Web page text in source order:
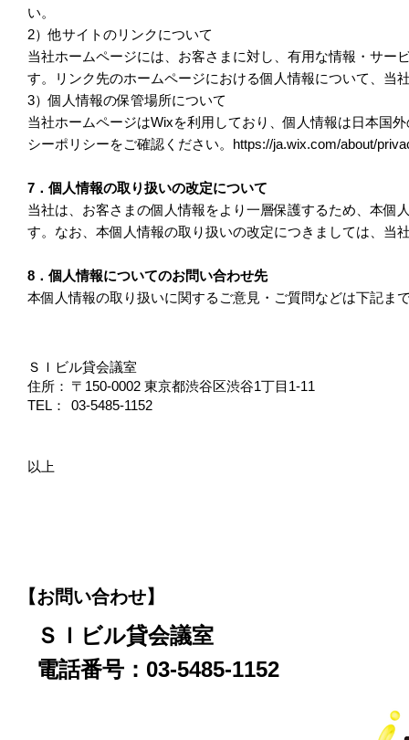
い。
2）他サイトのリンクについて
当社ホームページには、お客さまに対し、有用な情報・サ
す。リンク先のホームページにおける個人情報について、当
3）個人情報の保管場所について
当社ホームページはWixを利用しており、個人情報は日本国
シーポリシーをご確認ください。https://ja.wix.com/about/
7．個人情報の取り扱いの改定について
当社は、お客さまの個人情報をより一層保護するため、本
す。なお、本個人情報の取り扱いの改定につきましては、当
8．個人情報についてのお問い合わせ先
本個人情報の取り扱いに関するご意見・ご質問などは下記ま
ＳＩビル貸会議室
住所： 〒150-0002 東京都渋谷区渋谷1丁目1-11
TEL：
03-5485-1152
以上
【お問い合わせ】
ＳＩビル貸会議室
電話番号：03-5485-1152